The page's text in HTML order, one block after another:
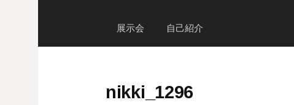
展示会 自己紹介
nikki_1296